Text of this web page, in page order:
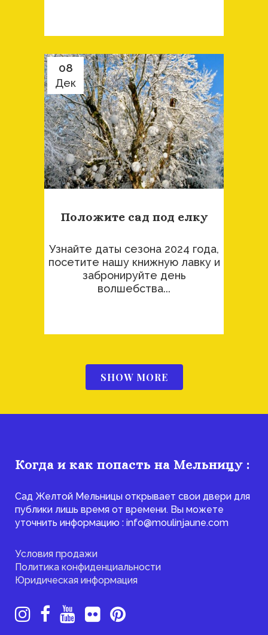
08
Дек
Положите сад под елку
Узнайте даты сезона 2024 года,
посетите нашу книжную лавку и
забронируйте день
волшебства...
SHOW MORE
Когда и как попасть на Мельницу :
Сад Желтой Мельницы открывает свои двери для
публики лишь время от времени. Вы можете
уточнить информацию : info@moulinjaune.com
Условия продажи
Политика конфиденциальности
Юридическая информация